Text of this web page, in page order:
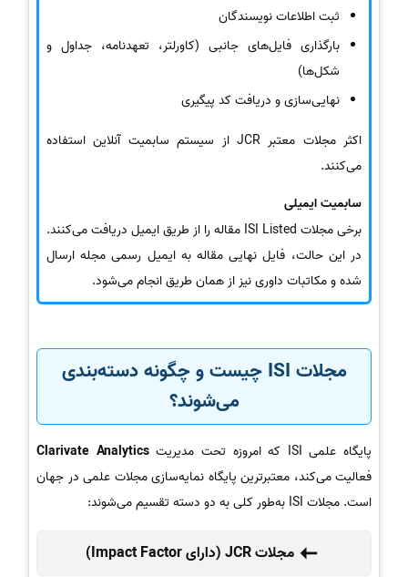
ثبت اطلاعات نویسندگان
بارگذاری فایل‌های جانبی (کاورلتر، تعهدنامه، جداول و
شکل‌ها)
نهایی‌سازی و دریافت کد پیگیری
اکثر مجلات معتبر JCR از سیستم سابمیت آنلاین استفاده
می‌کنند.
سابمیت ایمیلی
برخی مجلات ISI Listed مقاله را از طریق ایمیل دریافت می‌کنند.
در این حالت، فایل نهایی مقاله به ایمیل رسمی مجله ارسال
شده و مکاتبات داوری نیز از همان طریق انجام می‌شود.
مجلات ISI چیست و چگونه دسته‌بندی
می‌شوند؟
پایگاه علمی ISI که امروزه تحت مدیریت
Clarivate Analytics
فعالیت می‌کند، معتبرترین پایگاه نمایه‌سازی مجلات علمی در جهان
است. مجلات ISI به‌طور کلی به دو دسته تقسیم می‌شوند:
مجلات JCR (دارای Impact Factor)